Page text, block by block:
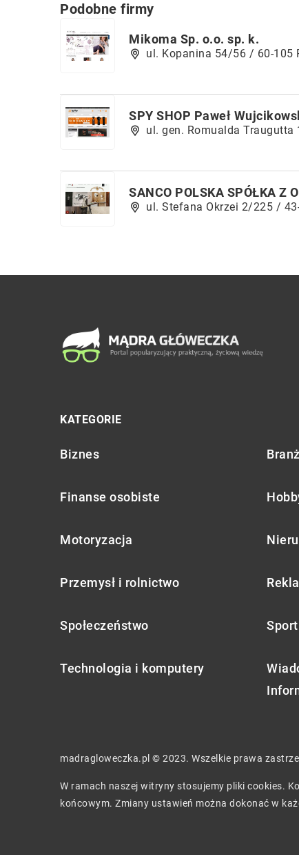
Podobne firmy
Mikoma Sp. o.o. sp. k.
ul. Kopanina 54/56 / 60-105
SPY SHOP Paweł
ul. gen. Romualda Traugutta
SANCO POLSKA SPÓŁKA Z
ul. Stefana Okrzei 2/225 /
KATEGORIE
Biznes
Finanse osobiste
Motoryzacja
Przemysł i rolnictwo
Społeczeństwo Sport
Technologia i komputery
madragloweczka.pl © 2023. Wszelkie prawa
W ramach naszej witryny stosujemy pliki cookies.
końcowym. Zmiany ustawień można dokonać w